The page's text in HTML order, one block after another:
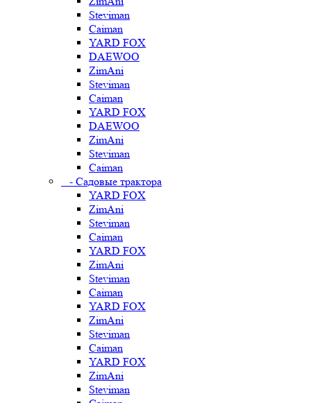
Steviman
Caiman
YARD FOX
DAEWOO
ZimAni
Steviman
Caiman
YARD FOX
DAEWOO
ZimAni
Steviman
Caiman
- Садовые трактора
YARD FOX
ZimAni
Steviman
Caiman
YARD FOX
ZimAni
Steviman
Caiman
YARD FOX
ZimAni
Steviman
Caiman
YARD FOX
ZimAni
Steviman